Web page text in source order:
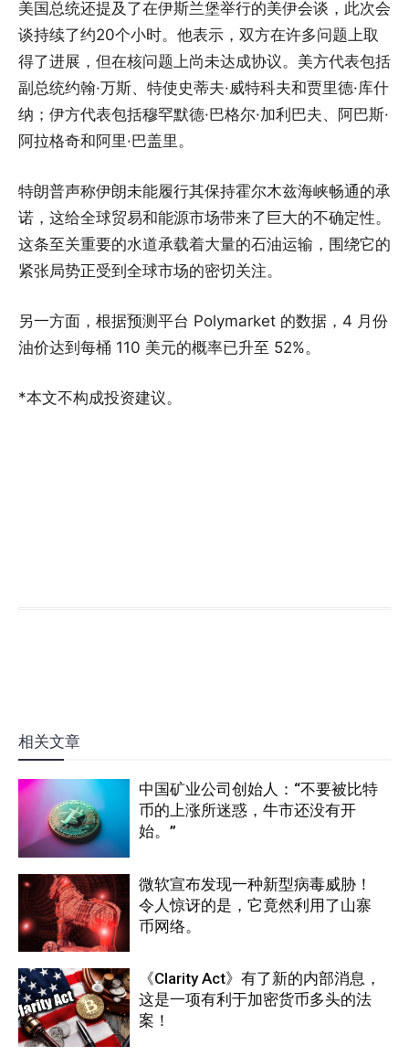
美国总统还提及了在伊斯兰堡举行的美伊会谈，此次会
谈持续了约20个小时。他表示，双方在许多问题上取
得了进展，但在核问题上尚未达成协议。美方代表包括
副总统约翰·万斯、特使史蒂夫·威特科夫和贾里德·库什
纳；伊方代表包括穆罕默德·巴格尔·加利巴夫、阿巴斯·
阿拉格奇和阿里·巴盖里。
特朗普声称伊朗未能履行其保持霍尔木兹海峡畅通的承
诺，这给全球贸易和能源市场带来了巨大的不确定性。
这条至关重要的水道承载着大量的石油运输，围绕它的
紧张局势正受到全球市场的密切关注。
另一方面，根据预测平台 Polymarket 的数据，4 月份
油价达到每桶 110 美元的概率已升至 52%。
*本文不构成投资建议。
相关文章
中国矿业公司创始人：“不要被比特
币的上涨所迷惑，牛市还没有开
始。”
微软宣布发现一种新型病毒威胁！
令人惊讶的是，它竟然利用了山寨
币网络。
《Clarity Act》有了新的内部消息，
这是一项有利于加密货币多头的法
案！